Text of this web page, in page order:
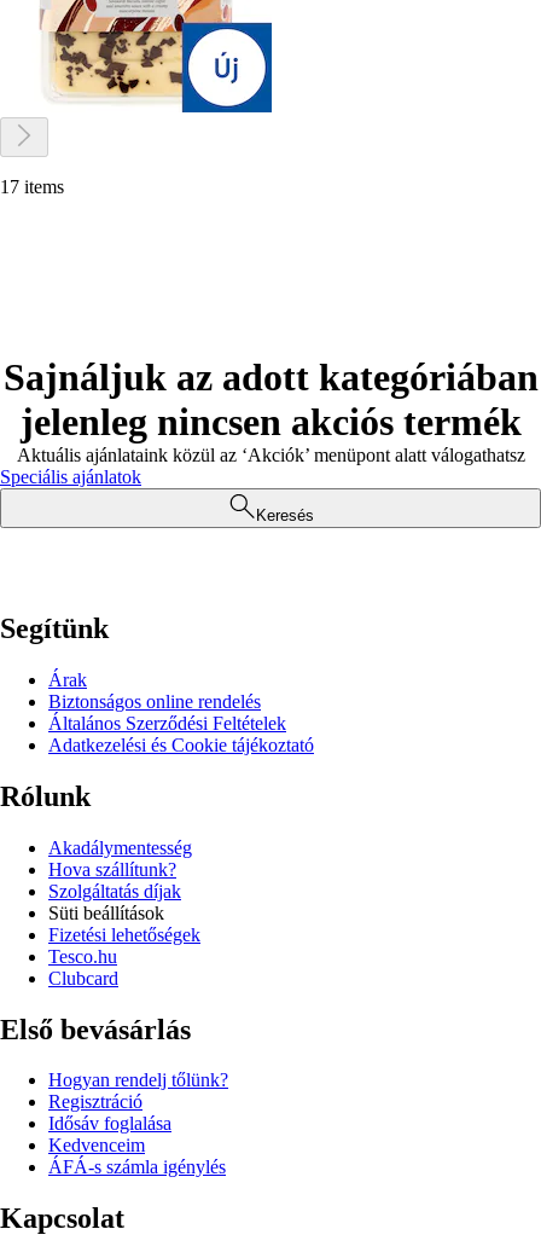
17 items
Sajnáljuk az adott kategóriában
jelenleg nincsen akciós termék
Aktuális ajánlataink közül az ‘Akciók’ menüpont alatt válogathatsz
Speciális ajánlatok
Keresés
Segítünk
Árak
Biztonságos online rendelés
Általános Szerződési Feltételek
Adatkezelési és Cookie tájékoztató
Rólunk
Akadálymentesség
Hova szállítunk?
Szolgáltatás díjak
Süti beállítások
Fizetési lehetőségek
Tesco.hu
Clubcard
Első bevásárlás
Hogyan rendelj tőlünk?
Regisztráció
Idősáv foglalása
Kedvenceim
ÁFÁ-s számla igénylés
Kapcsolat